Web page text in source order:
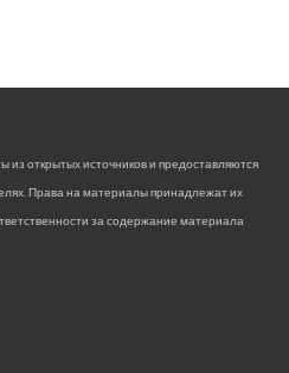
открытых источников и предоставляются
Права на материалы принадлежат их
за содержание материала